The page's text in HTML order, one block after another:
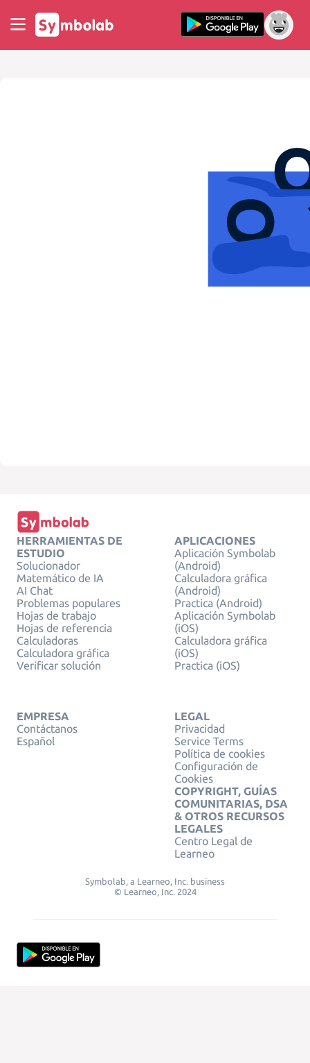
HERRAMIENTAS DE
ESTUDIO
Solucionador
Matemático de IA
AI Chat
Problemas populares
Hojas de trabajo
Hojas de referencia
Calculadoras
Calculadora gráfica
Verificar solución
APLICACIONES
Aplicación Symbolab
(Android)
Calculadora gráfica
(Android)
Practica (Android)
Aplicación Symbolab
(iOS)
Calculadora gráfica
(iOS)
Practica (iOS)
EMPRESA
Contáctanos
Español
LEGAL
Privacidad
Service Terms
Política de cookies
Configuración de
Cookies
COPYRIGHT, GUÍAS
COMUNITARIAS, DSA
& OTROS RECURSOS
LEGALES
Centro Legal de
Learneo
Symbolab, a Learneo, Inc. business
© Learneo, Inc. 2024